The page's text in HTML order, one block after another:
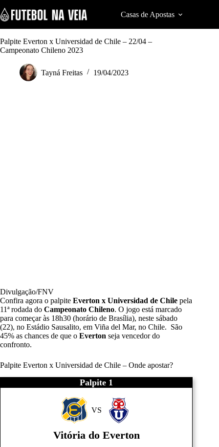
k
i
p
t
o
Casas de Apostas
Palpite Everton x Universidad de Chile – 22/04 –
Campeonato Chileno 2023
Tayná Freitas 19/04/2023
Divulgação/FNV
Confira agora o palpite Everton x Universidad de Chile pela
11ª rodada do Campeonato Chileno. O jogo está marcado
para começar às 18h30 (horário de Brasília), neste sábado
(22), no Estádio Sausalito, em Viña del Mar, no Chile. São
45% as chances de que o Everton seja vencedor do
confronto.
Palpite Everton x Universidad de Chile – Onde apostar?
Palpite 1
VS
Vitória do Everton